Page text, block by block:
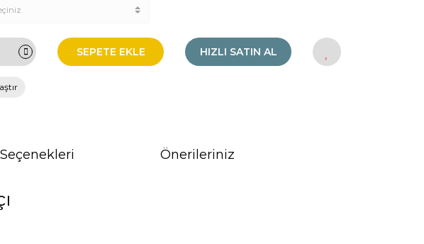
SEPETE EKLE HIZLI SATIN AL
Önerileriniz